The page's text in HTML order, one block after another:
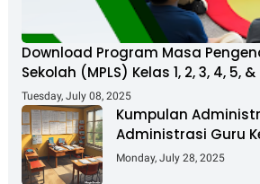
Download Program Masa
Sekolah (MPLS) Kelas 1, 2, 3, 4, 5, &
Tuesday, July 08, 2025
Kumpulan
Administrasi Guru
Administrasi
Monday, July 28, 2025